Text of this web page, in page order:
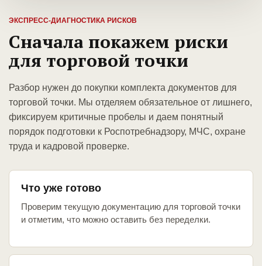
ЭКСПРЕСС-ДИАГНОСТИКА РИСКОВ
Сначала покажем риски
для торговой точки
Разбор нужен до покупки комплекта документов для
торговой точки. Мы отделяем обязательное от лишнего,
фиксируем критичные пробелы и даем понятный
порядок подготовки к Роспотребнадзору, МЧС, охране
труда и кадровой проверке.
Что уже готово
Проверим текущую документацию для торговой точки
и отметим, что можно оставить без переделки.